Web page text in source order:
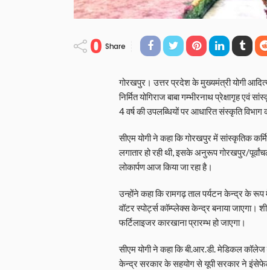
0 Share
गोरखपुर। उत्तर प्रदेश के मुख्यमंत्री योगी
निर्मित योगिराज बाबा गम्भीरनाथ प्रेक्षागृह
4 वर्ष की उपलब्धियों पर आधारित संस्कृति विभाग
सीएम योगी ने कहा कि गोरखपुर में सांस्कृतिक
लगातार हो रही थी, इसके अनुरूप गोरखपुर/
लोकार्पण आज किया जा रहा है।
उन्होंने कहा कि रामगढ़ ताल पर्यटन केन्द्र के रूप
वॉटर स्पोर्ट्स कॉम्प्लेक्स केन्द्र बनाया जाएगा।
फर्टिलाइजर कारखाना प्रारम्भ हो जाएगा।
सीएम योगी ने कहा कि बी.आर.डी. मेडिकल कॉलेज
केन्द्र सरकार के सहयोग से यूपी सरकार ने